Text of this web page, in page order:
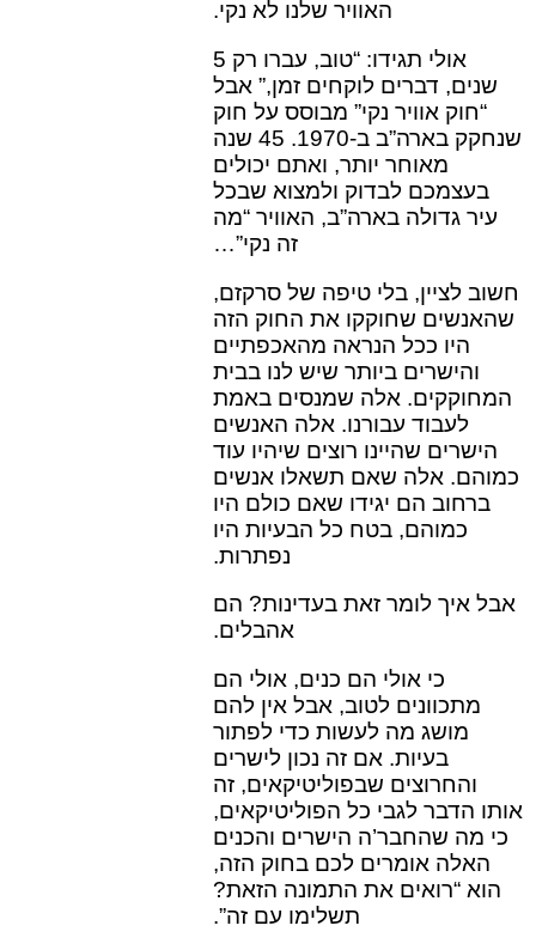
האוויר שלנו לא נקי.
אולי תגידו: “טוב, עברו רק 5
שנים, דברים לוקחים זמן,” אבל
“חוק אוויר נקי” מבוסס על חוק
שנחקק בארה”ב ב-1970. 45 שנה
מאוחר יותר, ואתם יכולים
בעצמכם לבדוק ולמצוא שבכל
עיר גדולה בארה”ב, האוויר “מה
זה נקי”…
חשוב לציין, בלי טיפה של סרקזם,
שהאנשים שחוקקו את החוק הזה
היו ככל הנראה מהאכפתיים
והישרים ביותר שיש לנו בבית
המחוקקים. אלה שמנסים באמת
לעבוד עבורנו. אלה האנשים
הישרים שהיינו רוצים שיהיו עוד
כמוהם. אלה שאם תשאלו אנשים
ברחוב הם יגידו שאם כולם היו
כמוהם, בטח כל הבעיות היו
נפתרות.
אבל איך לומר זאת בעדינות? הם
אהבלים.
כי אולי הם כנים, אולי הם
מתכוונים לטוב, אבל אין להם
מושג מה לעשות כדי לפתור
בעיות. אם זה נכון לישרים
והחרוצים שבפוליטיקאים, זה
אותו הדבר לגבי כל הפוליטיקאים,
כי מה שהחבר’ה הישרים והכנים
האלה אומרים לכם בחוק הזה,
הוא “רואים את התמונה הזאת?
תשלימו עם זה”.